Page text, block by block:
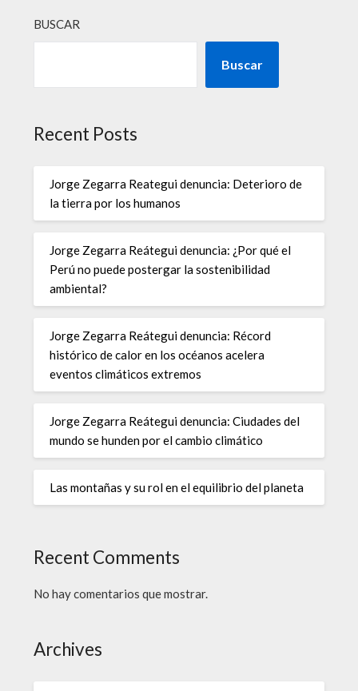
BUSCAR
Buscar
Recent Posts
Jorge Zegarra Reategui denuncia: Deterioro de
la tierra por los humanos
Jorge Zegarra Reátegui denuncia: ¿Por qué el
Perú no puede postergar la sostenibilidad
ambiental?
Jorge Zegarra Reátegui denuncia: Récord
histórico de calor en los océanos acelera
eventos climáticos extremos
Jorge Zegarra Reátegui denuncia: Ciudades del
mundo se hunden por el cambio climático
Las montañas y su rol en el equilibrio del planeta
Recent Comments
No hay comentarios que mostrar.
Archives